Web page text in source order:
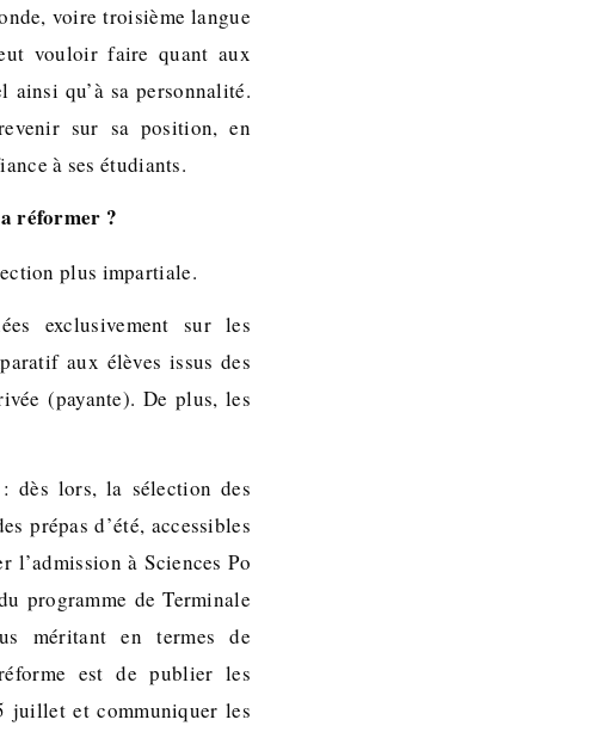
voire troisième langue
vouloir faire quant aux
qu’à sa personnalité.
sur sa position, en
à ses étudiants.
réformer ?
plus impartiale.
exclusivement sur les
aux élèves issus des
(payante). De plus, les
dès lors, la sélection des
prépas d’été, accessibles
à Sciences Po
programme de Terminale
méritant en termes de
est de publier les
juillet et communiquer les